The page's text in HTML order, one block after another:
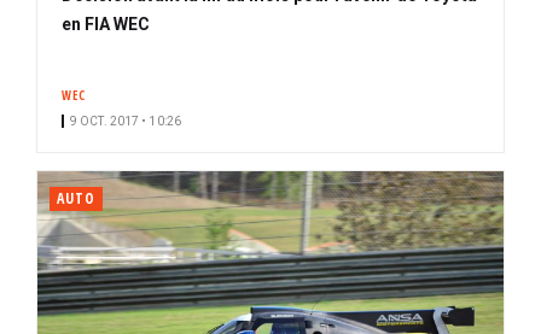
en FIA WEC
WEC
9 OCT. 2017 • 10:26
AUTO